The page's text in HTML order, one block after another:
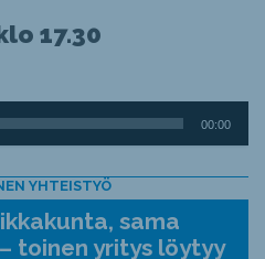
17.30
00:00
YHTEISTYÖ
sama
toinen yritys löytyy